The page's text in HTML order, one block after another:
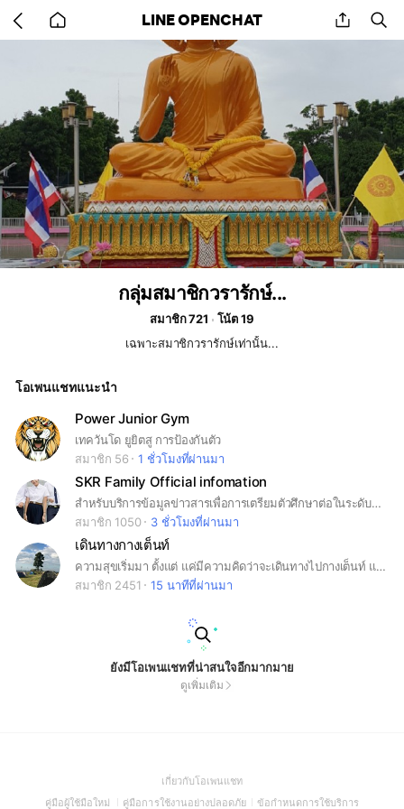
back
to
LINE OPENCHAT share
กลุ่มสมาชิกวรารักษ์...
สมาชิก 721
โน้ต 19
เฉพาะสมาชิกวรารักษ์เท่านั้น...
โอเพนแชทแนะนำ
Power Junior Gym
เทควันโด ยูยิตสู การป้องกันตัว
สมาชิก 56
1 ชั่วโมงที่ผ่านมา
SKR Family Official infomation
สำหรับบริการข้อมูลข่าวสารเพื่อการเตรียมตัวศึกษาต่อในระดับมหาวิทยาลัย
สมาชิก 1050
3 ชั่วโมงที่ผ่านมา
เดินทางกางเต็นท์
ความสุขเริ่มมา ตั้งแต่ แค่มีความคิดว่าจะเดินทางไปกางเต็นท์ แล้วครับ และจุดหมายปลายทาง ที่ตั้งใจไว้ จะไปหาธรรมชาติ ไปกางเต็นท์ นอนดูดาว สูดอากาศบริสุทธิ์ เพื่อชีวิตจะได้มีพลัง ต่อสู้กับงาน ในวันข้างหน้าต่อไป ไปกันไปกัน ไปกางเต็นท์ ลุย!!!
สมาชิก 2451
15 นาทีที่ผ่านมา
ยังมีโอเพนแชทที่น่าสนใจอีกมากมาย
ดูเพิ่มเติม
เกี่ยวกับโอเพนแชท(Open
in
คู่มือผู้ใช้มือใหม่ (Open
คู่มือการใช้งานอย่างปลอดภัย(Open
ข้อกำหนดการใช้บริการ(Open